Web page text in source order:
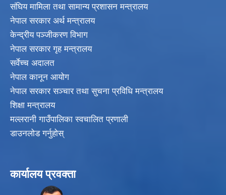
संघिय मामिला तथा सामान्य प्रशासन मन्त्रालय
नेपाल सरकार अर्थ मन्त्रालय
केन्द्रीय पञ्जीकरण विभाग
नेपाल सरकार गृह मन्त्रालय
सर्वेच्च अदालत
नेपाल कानून आयोग
नेपाल सरकार सञ्चार तथा सुचना प्रविधि मन्त्रालय
शिक्षा मन्त्रालय
मल्लरानी गाउँपालिका स्वचालित प्रणाली
डाउनलोड गर्नुहोस्
कार्यालय प्रवक्ता